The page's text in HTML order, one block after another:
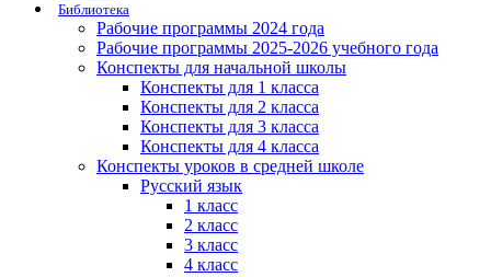
Библиотека
Рабочие программы 2024 года
Рабочие программы 2025-2026 учебного года
Конспекты для начальной школы
Конспекты для 1 класса
Конспекты для 2 класса
Конспекты для 3 класса
Конспекты для 4 класса
Конспекты уроков в средней школе
Русский язык
1 класс
2 класс
3 класс
4 класс